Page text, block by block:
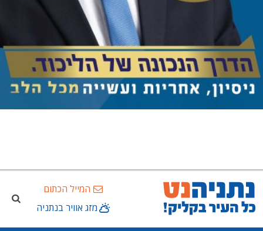
המייל הכתום
מזג אוויר בנתניה